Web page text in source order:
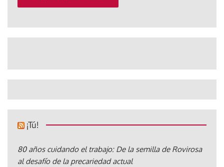
¡Tú!
80 años cuidando el trabajo: De la semilla de Rovirosa
al desafío de la precariedad actual